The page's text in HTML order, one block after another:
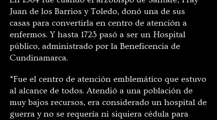
Juan de los Barrios y Toledo, donó una de sus
casas para convertirla en centro de atención a
enfermos. Y hasta 1723 pasó a ser un Hospital
público, administrado por la Beneficencia de
Cundinamarca.
“Fue el centro de atención emblemático que estuvo
al alcance de todos. Atendió a una población de
muy bajos recursos, era considerado un hospital de
guerra y no se requería ni siquiera cédula para